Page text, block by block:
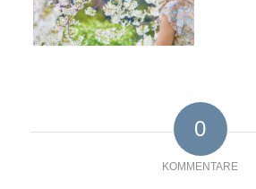
0
KOMMENTARE